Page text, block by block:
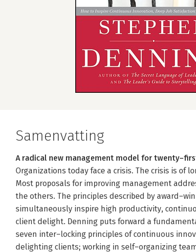
Samenvatting
A radical new management model for
Organizations today face a crisis. The crisis is of
Most proposals for improving management
the others. The principles described by
simultaneously inspire high productivity,
client delight. Denning puts forward a
seven inter–locking principles of continuous
delighting clients; working in self–organizing